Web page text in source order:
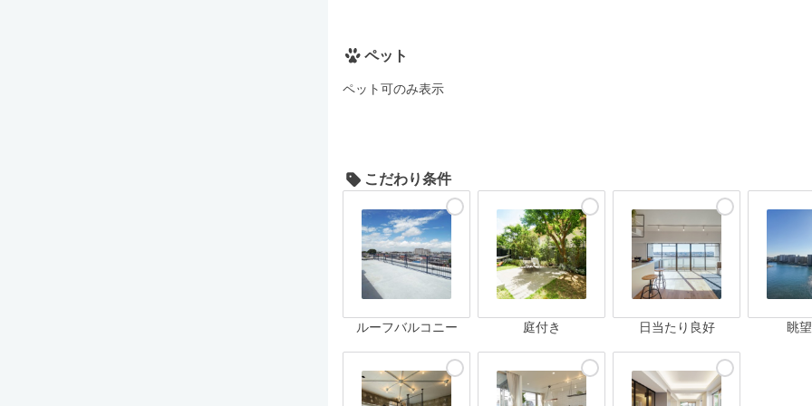
ペット
ペット可のみ表示
こだわり条件
ルーフバルコニー 庭付き 日当たり良好 眺